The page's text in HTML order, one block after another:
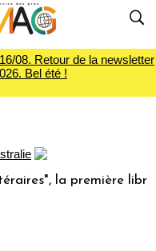
08. Retour de la newsletter
Bel été !
la première librairie